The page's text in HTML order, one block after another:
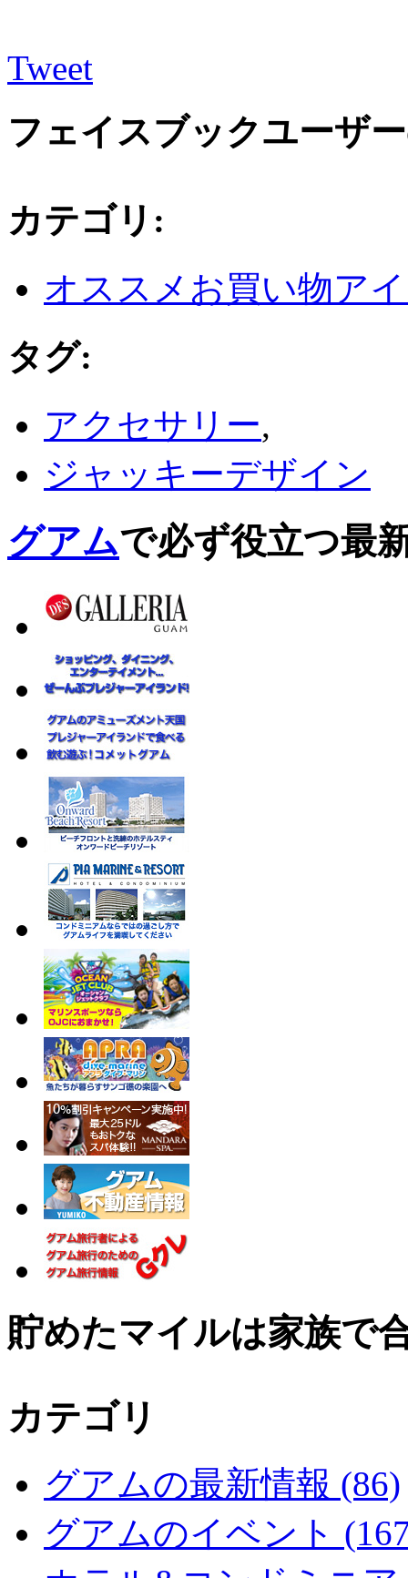
Tweet
フェイスブックユーザ
カテゴリ :
オススメお買い物ア
タグ:
アクセサリー,
ジャッキーデザイン
グアムで必ず役立つ最
貯めたマイルは家族で
カテゴリ
グアムの最新情報 (86)
グアムのイベント